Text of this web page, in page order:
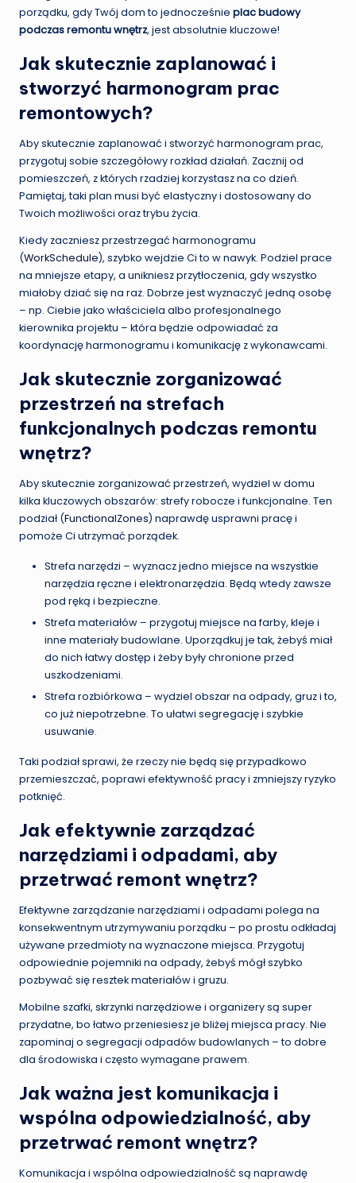
porządku, gdy Twój dom to jednocześnie plac budowy
podczas remontu wnętrz, jest absolutnie kluczowe!
Jak skutecznie zaplanować i
stworzyć harmonogram prac
remontowych?
Aby skutecznie zaplanować i stworzyć harmonogram prac,
przygotuj sobie szczegółowy rozkład działań. Zacznij od
pomieszczeń, z których rzadziej korzystasz na co dzień.
Pamiętaj, taki plan musi być elastyczny i dostosowany do
Twoich możliwości oraz trybu życia.
Kiedy zaczniesz przestrzegać harmonogramu
(WorkSchedule), szybko wejdzie Ci to w nawyk. Podziel prace
na mniejsze etapy, a unikniesz przytłoczenia, gdy wszystko
miałoby dziać się na raz. Dobrze jest wyznaczyć jedną osobę
– np. Ciebie jako właściciela albo profesjonalnego
kierownika projektu – która będzie odpowiadać za
koordynację harmonogramu i komunikację z wykonawcami.
Jak skutecznie zorganizować
przestrzeń na strefach
funkcjonalnych podczas remontu
wnętrz?
Aby skutecznie zorganizować przestrzeń, wydziel w domu
kilka kluczowych obszarów: strefy robocze i funkcjonalne. Ten
podział (FunctionalZones) naprawdę usprawni pracę i
pomoże Ci utrzymać porządek.
Strefa narzędzi – wyznacz jedno miejsce na wszystkie
narzędzia ręczne i elektronarzędzia. Będą wtedy zawsze
pod ręką i bezpieczne.
Strefa materiałów – przygotuj miejsce na farby, kleje i
inne materiały budowlane. Uporządkuj je tak, żebyś miał
do nich łatwy dostęp i żeby były chronione przed
uszkodzeniami.
Strefa rozbiórkowa – wydziel obszar na odpady, gruz i to,
co już niepotrzebne. To ułatwi segregację i szybkie
usuwanie.
Taki podział sprawi, że rzeczy nie będą się przypadkowo
przemieszczać, poprawi efektywność pracy i zmniejszy ryzyko
potknięć.
Jak efektywnie zarządzać
narzędziami i odpadami, aby
przetrwać remont wnętrz?
Efektywne zarządzanie narzędziami i odpadami polega na
konsekwentnym utrzymywaniu porządku – po prostu odkładaj
używane przedmioty na wyznaczone miejsca. Przygotuj
odpowiednie pojemniki na odpady, żebyś mógł szybko
pozbywać się resztek materiałów i gruzu.
Mobilne szafki, skrzynki narzędziowe i organizery są super
przydatne, bo łatwo przeniesiesz je bliżej miejsca pracy. Nie
zapominaj o segregacji odpadów budowlanych – to dobre
dla środowiska i często wymagane prawem.
Jak ważna jest komunikacja i
wspólna odpowiedzialność, aby
przetrwać remont wnętrz?
Komunikacja i wspólna odpowiedzialność są naprawdę